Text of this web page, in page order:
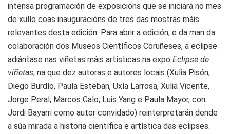
intensa programación de exposicións que se iniciará no mes
de xullo coas inauguracións de tres das mostras máis
relevantes desta edición. Para abrir a edición, e da man da
colaboración dos Museos Científicos Coruñeses, a eclipse
adiántase nas viñetas máis artísticas na expo Eclipse de
viñetas, na que dez autoras e autores locais (Xulia Pisón,
Diego Burdío, Paula Esteban, Uxía Larrosa, Xulia Vicente,
Jorge Peral, Marcos Calo, Luis Yang e Paula Mayor, con
Jordi Bayarri como autor convidado) reinterpretarán dende
a súa mirada a historia científica e artística das eclipses.